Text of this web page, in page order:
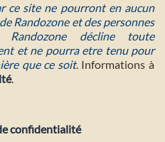
ce site ne pourront en aucun
Randozone et des personnes
décline toute
et ne pourra etre tenu pour
que ce soit. Informations à
.
confidentialité